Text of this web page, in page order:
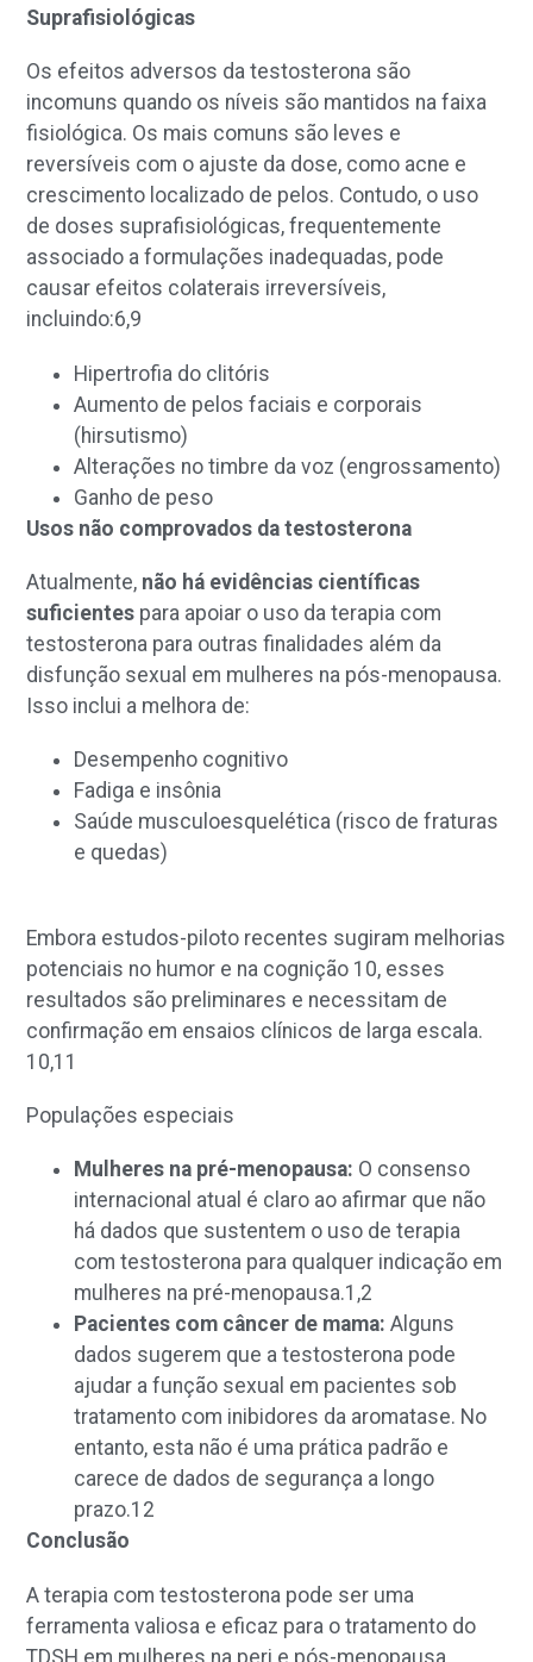
Suprafisiológicas
Os efeitos adversos da testosterona são
incomuns quando os níveis são mantidos na faixa
fisiológica. Os mais comuns são leves e
reversíveis com o ajuste da dose, como acne e
crescimento localizado de pelos. Contudo, o uso
de doses suprafisiológicas, frequentemente
associado a formulações inadequadas, pode
causar efeitos colaterais irreversíveis,
incluindo:6,9
Hipertrofia do clitóris
Aumento de pelos faciais e corporais
(hirsutismo)
Alterações no timbre da voz (engrossamento)
Ganho de peso
Usos não comprovados da testosterona
Atualmente, não há evidências científicas
suficientes para apoiar o uso da terapia com
testosterona para outras finalidades além da
disfunção sexual em mulheres na pós-menopausa.
Isso inclui a melhora de:
Desempenho cognitivo
Fadiga e insônia
Saúde musculoesquelética (risco de fraturas
e quedas)
Embora estudos-piloto recentes sugiram melhorias
potenciais no humor e na cognição 10, esses
resultados são preliminares e necessitam de
confirmação em ensaios clínicos de larga escala.
10,11
Populações especiais
Mulheres na pré-menopausa: O consenso
internacional atual é claro ao afirmar que não
há dados que sustentem o uso de terapia
com testosterona para qualquer indicação em
mulheres na pré-menopausa.1,2
Pacientes com câncer de mama: Alguns
dados sugerem que a testosterona pode
ajudar a função sexual em pacientes sob
tratamento com inibidores da aromatase. No
entanto, esta não é uma prática padrão e
carece de dados de segurança a longo
prazo.12
Conclusão
A terapia com testosterona pode ser uma
ferramenta valiosa e eficaz para o tratamento do
TDSH em mulheres na peri e pós-menopausa,